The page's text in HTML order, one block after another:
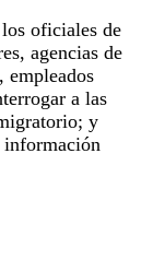
oficiales de
agencias de
empleados
a las
y